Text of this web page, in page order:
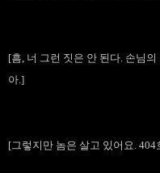
[흠, 너 그런 짓은 안 된다. 손님
아.]
[그렇지만 놈은 살고 있어요. 404